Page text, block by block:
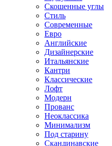
Скошенные углы
Стиль
Современные
Евро
Английские
Дизайнерские
Итальянские
Кантри
Классические
Лофт
Модерн
Прованс
Неоклассика
Минимализм
Под старину
Скандинавские